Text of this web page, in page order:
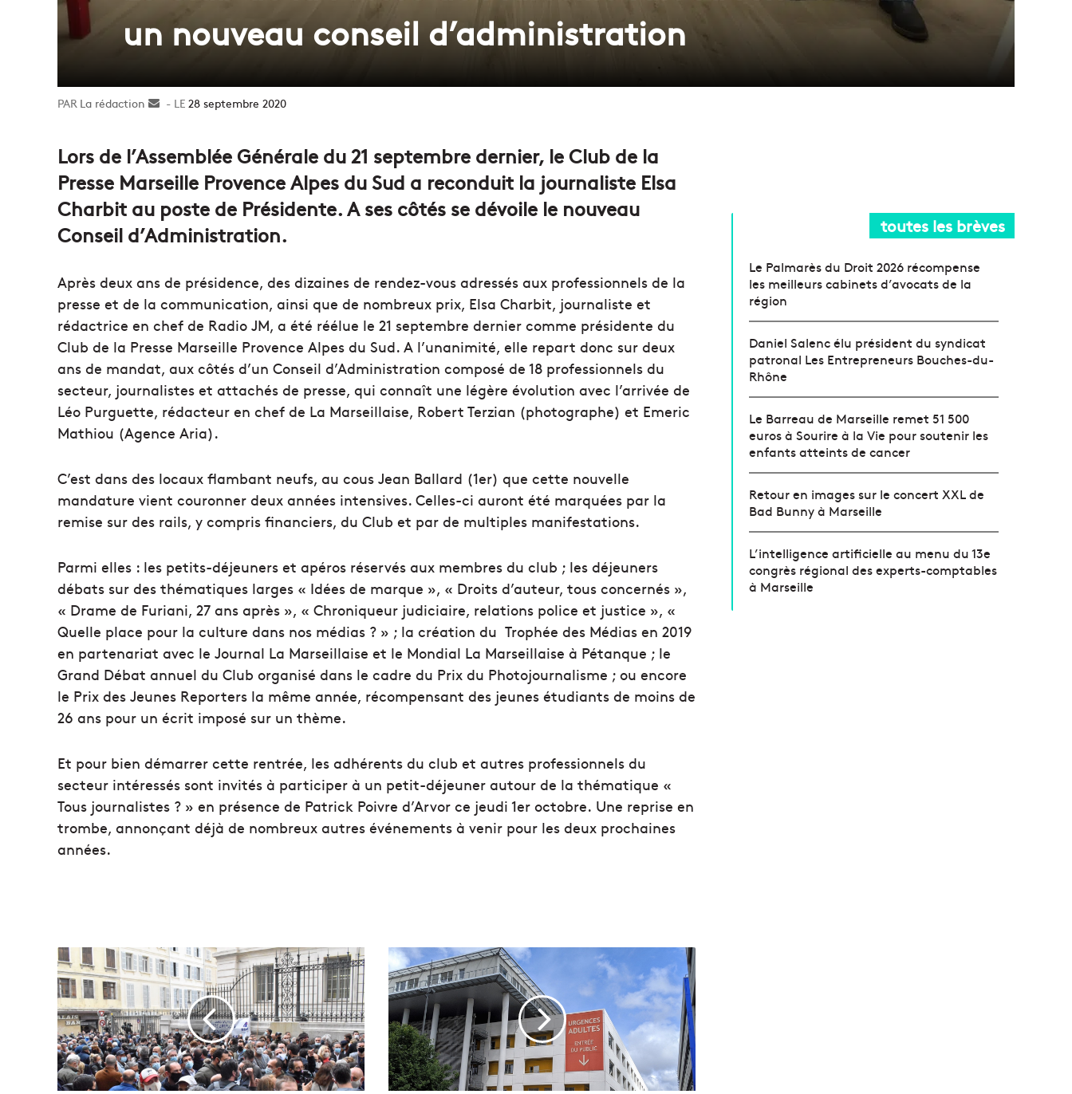
un nouveau conseil d’administration
La rédaction
Envoyer28 septembre 2020
Lors de l’Assemblée Générale du 21 septembre dernier, le Club de la
Presse Marseille Provence Alpes du Sud a reconduit la journaliste Elsa
Charbit au poste de Présidente. A ses côtés se dévoile le nouveau
Conseil d’Administration.
Après deux ans de présidence, des dizaines de rendez-vous adressés aux professionnels de la
presse et de la communication, ainsi que de nombreux prix, Elsa Charbit, journaliste et
rédactrice en chef de Radio JM, a été réélue le 21 septembre dernier comme présidente du
Club de la Presse Marseille Provence Alpes du Sud. A l’unanimité, elle repart donc sur deux
ans de mandat, aux côtés d’un Conseil d’Administration composé de 18 professionnels du
secteur, journalistes et attachés de presse, qui connaît une légère évolution avec l’arrivée de
Léo Purguette, rédacteur en chef de La Marseillaise, Robert Terzian (photographe) et Emeric
Mathiou (Agence Aria).
C’est dans des locaux flambant neufs, au cous Jean Ballard (1er) que cette nouvelle
mandature vient couronner deux années intensives. Celles-ci auront été marquées par la
remise sur des rails, y compris financiers, du Club et par de multiples manifestations.
Parmi elles : les petits-déjeuners et apéros réservés aux membres du club ; les déjeuners
débats sur des thématiques larges « Idées de marque », « Droits d’auteur, tous concernés »,
« Drame de Furiani, 27 ans après », « Chroniqueur judiciaire, relations police et justice », «
Quelle place pour la culture dans nos médias ? » ; la création du Trophée des Médias en 2019
en partenariat avec le Journal La Marseillaise et le Mondial La Marseillaise à Pétanque ; le
Grand Débat annuel du Club organisé dans le cadre du Prix du Photojournalisme ; ou encore
le Prix des Jeunes Reporters la même année, récompensant des jeunes étudiants de moins de
26 ans pour un écrit imposé sur un thème.
Et pour bien démarrer cette rentrée, les adhérents du club et autres professionnels du
secteur intéressés sont invités à participer à un petit-déjeuner autour de la thématique «
Tous journalistes ? » en présence de Patrick Poivre d’Arvor ce jeudi 1er octobre. Une reprise en
trombe, annonçant déjà de nombreux autres événements à venir pour les deux prochaines
années.
U
n
r
e
c
o
u
r
s
L
e
t
r
a
n
s
f
e
toutes les brèves
Le Palmarès du Droit 2026 récompense
les meilleurs cabinets d’avocats de la
région
Daniel Salenc élu président du syndicat
patronal Les Entrepreneurs Bouches-du-
Rhône
Le Barreau de Marseille remet 51 500
euros à Sourire à la Vie pour soutenir les
enfants atteints de cancer
Retour en images sur le concert XXL de
Bad Bunny à Marseille
L’intelligence artificielle au menu du 13e
congrès régional des experts-comptables
à Marseille